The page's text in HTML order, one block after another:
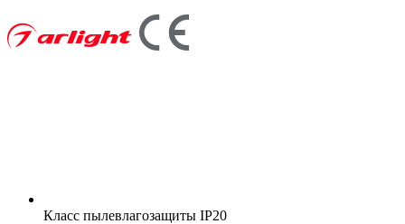
Класс пылевлагозащиты IP20